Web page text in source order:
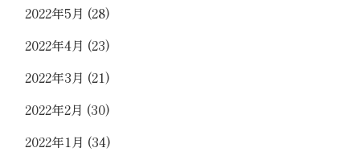
2022年5月 (28)
2022年4月 (23)
2022年3月 (21)
2022年2月 (30)
2022年1月 (34)